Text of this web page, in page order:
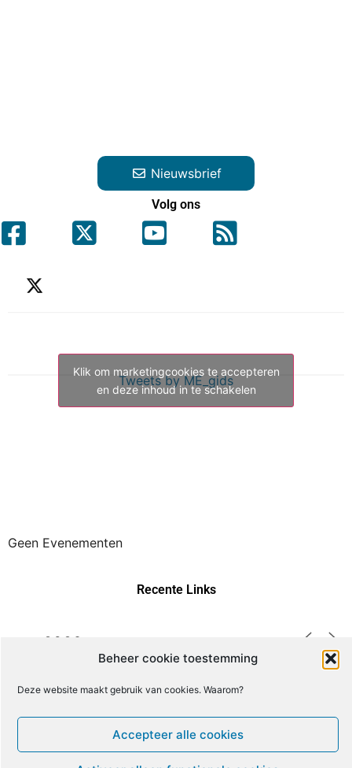
Beheer cookie toestemming
Deze website maakt gebruik van cookies. Waarom?
Accepteer alle cookies
Nieuwsbrief
Volg ons
Tweets by ME_gids
Klik om marketingcookies te accepteren
en deze inhoud in te schakelen
Geen Evenementen
Recente Links
W